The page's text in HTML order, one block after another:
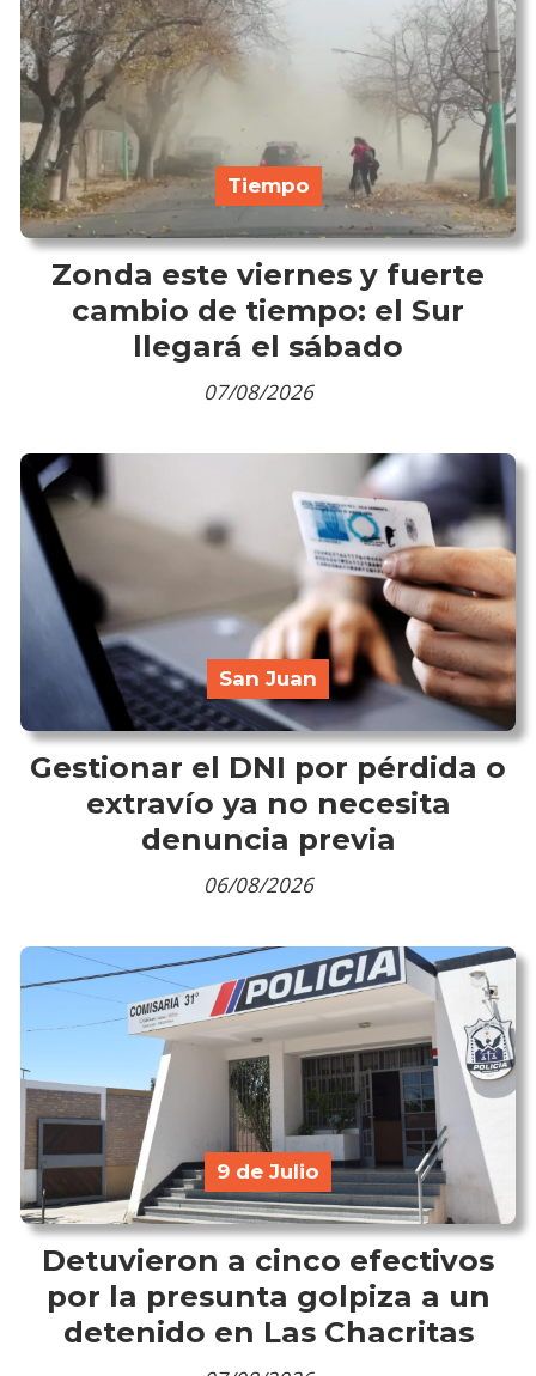
Zonda este viernes y fuerte
cambio de tiempo: el Sur
llegará el sábado
Tiempo
07/08/2026
Gestionar el DNI por pérdida o
extravío ya no necesita
denuncia previa
San Juan
06/08/2026
Detuvieron a cinco efectivos
por la presunta golpiza a un
detenido en Las Chacritas
9 de Julio